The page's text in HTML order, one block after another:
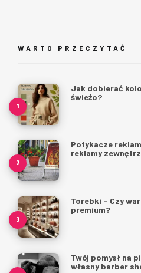
WARTO PRZECZYTAĆ
Jak dobierać
świeżo?
Potykacze
reklamy
Torebki – Czy
premium?
Twój pomysł na
własny barber